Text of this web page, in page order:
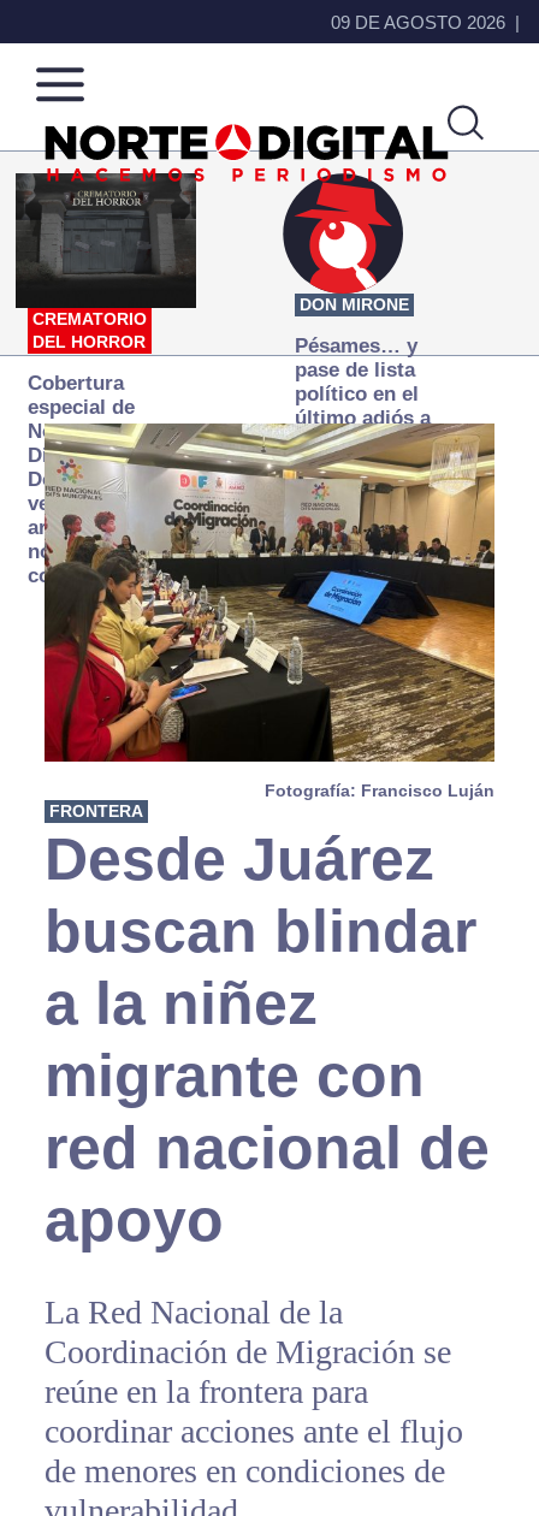
09 DE AGOSTO 2026
Norte
de
Ciudad
Más
que
noticias,
hacemos periodismo
CREMATORIO
DEL HORROR
Cobertura
especial de
Norte
Digital:
Donde la
verdad
arde… pero
no se
consume
DON MIRONE
Pésames… y
pase de lista
político en el
último adiós a
Papá Grande
Fotografía: Francisco Luján
FRONTERA
Desde Juárez
buscan blindar
a la niñez
migrante con
red nacional de
apoyo
La Red Nacional de la
Coordinación de Migración se
reúne en la frontera para
coordinar acciones ante el flujo
de menores en condiciones de